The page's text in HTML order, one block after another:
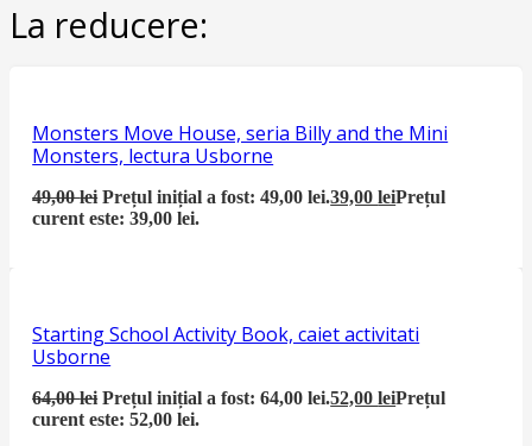
La reducere:
Monsters Move House, seria Billy and the Mini
Monsters, lectura Usborne
49,00lei Prețul inițial a fost: 49,00 lei.39,00leiPrețul
curent este: 39,00 lei.
Starting School Activity Book, caiet activitati
Usborne
64,00lei Prețul inițial a fost: 64,00 lei.52,00leiPrețul
curent este: 52,00 lei.